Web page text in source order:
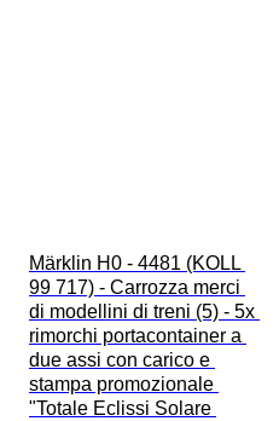
Märklin H0 - 4481 (KOLL
99 717) - Carrozza merci
di modellini di treni (5) - 5x
rimorchi portacontainer a
due assi con carico e
stampa promozionale
"Totale Eclissi Solare